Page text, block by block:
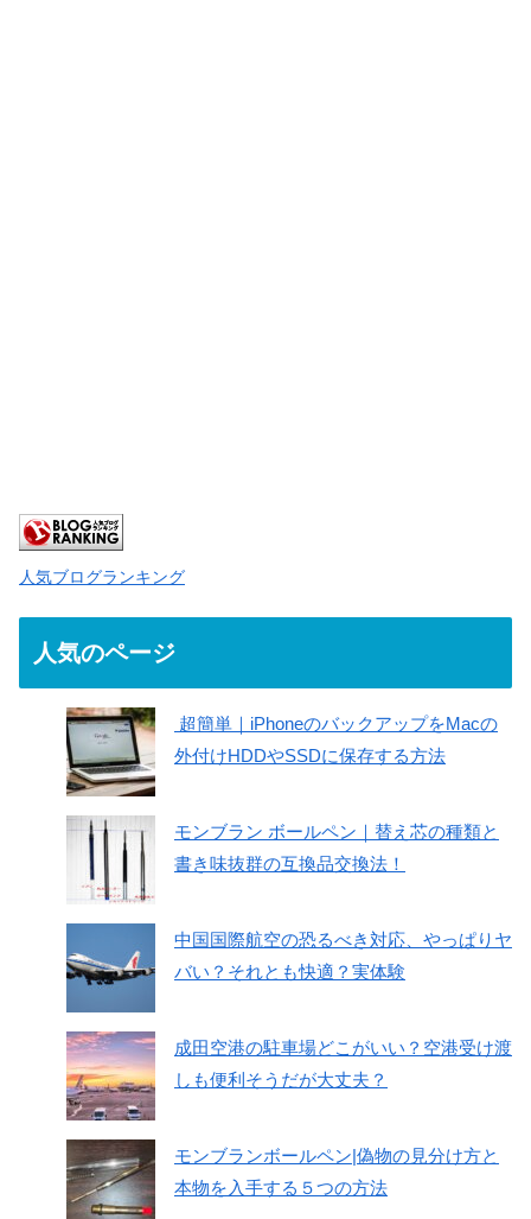
人気ブログランキング
人気のページ
超簡単｜iPhoneのバックアップをMacの
外付けHDDやSSDに保存する方法
モンブラン ボールペン｜替え芯の種類と
書き味抜群の互換品交換法！
中国国際航空の恐るべき対応、やっぱりヤ
バい？それとも快適？実体験
成田空港の駐車場どこがいい？空港受け渡
しも便利そうだが大丈夫？
モンブランボールペン|偽物の見分け方と
本物を入手する５つの方法